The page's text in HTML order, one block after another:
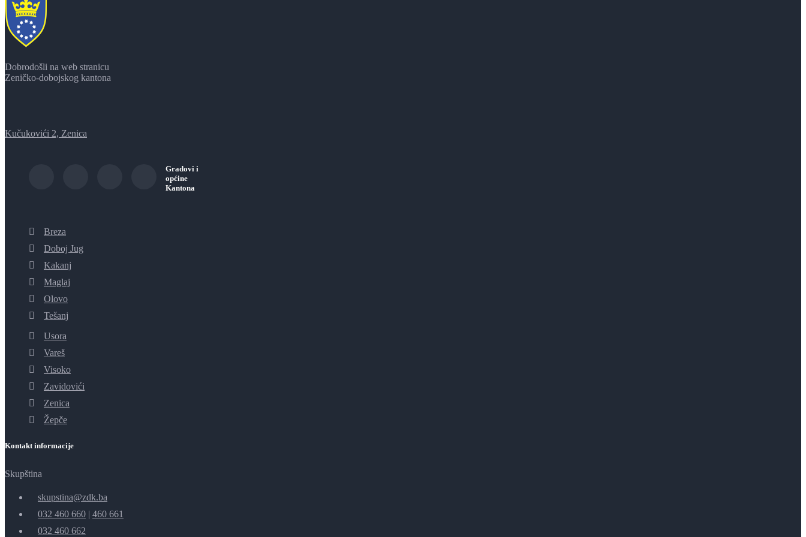
Dobrodošli na web stranicu
Zeničko-dobojskog kantona
Kučukovići 2, Zenica
Gradovi i
općine
Kantona
Breza
Doboj Jug
Kakanj
Maglaj
Olovo
Tešanj
Usora
Vareš
Visoko
Zavidovići
Zenica
Žepče
Kontakt informacije
Skupština
skupstina@zdk.ba
032 460 660 | 460 661
032 460 662